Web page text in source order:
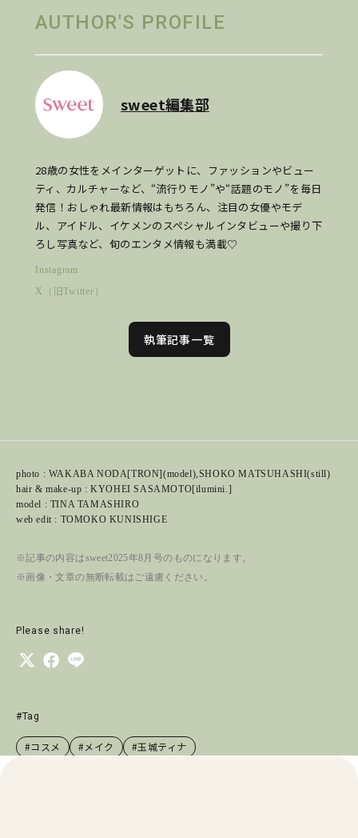
AUTHOR'S PROFILE
sweet編集部
28歳の女性をメインターゲットに、ファッションやビュー
ティ、カルチャーなど、“流行りモノ”や“話題のモノ”を毎日
発信！おしゃれ最新情報はもちろん、注目の女優やモデ
ル、アイドル、イケメンのスペシャルインタビューや撮り下
ろし写真など、旬のエンタメ情報も満載♡
Instagram
X（旧Twitter）
執筆記事一覧
photo : WAKABA NODA[TRON](model),SHOKO MATSUHASHI(still)
hair & make-up : KYOHEI SASAMOTO[ilumini.]
model : TINA TAMASHIRO
web edit : TOMOKO KUNISHIGE
※記事の内容はsweet2025年8月号のものになります。
※画像・文章の無断転載はご遠慮ください。
Please share!
#Tag
#コスメ #メイク #玉城ティナ